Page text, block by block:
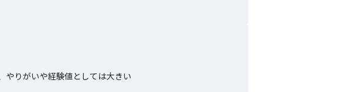
やりがいや経験値としては大きい